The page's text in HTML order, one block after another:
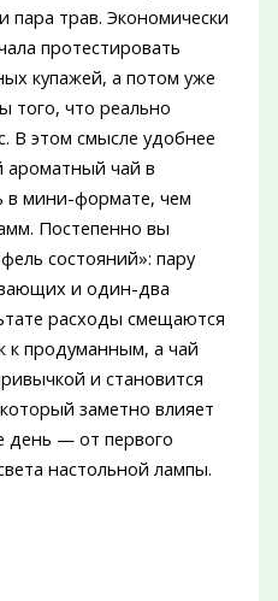
пара трав. Экономически
протестировать
купажей, а потом уже
того, что реально
В этом смысле удобнее
чай в
в мини-формате, чем
Постепенно вы
состояний»: пару
и один-два
расходы смещаются
к продуманным, а чай
и становится
заметно влияет
день — от первого
настольной лампы.